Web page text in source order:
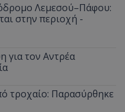
Λεμεσού–Πάφου:
στην περιοχή -
για τον Αντρέα
τροχαίο: Παρασύρθηκε